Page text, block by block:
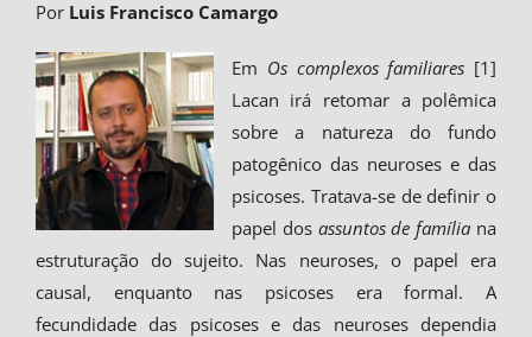
Por Luis Francisco Camargo
Em Os complexos familiares [1]
Lacan irá retomar a polêmica
sobre a natureza do fundo
patogênico das neuroses e das
psicoses. Tratava-se de definir o
papel dos assuntos de família na
estruturação do sujeito. Nas neuroses, o papel era
causal, enquanto nas psicoses era formal. A
fecundidade das psicoses e das neuroses dependia